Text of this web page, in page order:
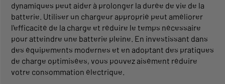
dynamiques peut aider à prolonger la durée de vie de la
batterie. Utiliser un chargeur approprié peut améliorer
l'efficacité de la charge et réduire le temps nécessaire
pour atteindre une batterie pleine. En investissant dans
des équipements modernes et en adoptant des pratiques
de charge optimisées, vous pouvez aisément réduire
votre consommation électrique.